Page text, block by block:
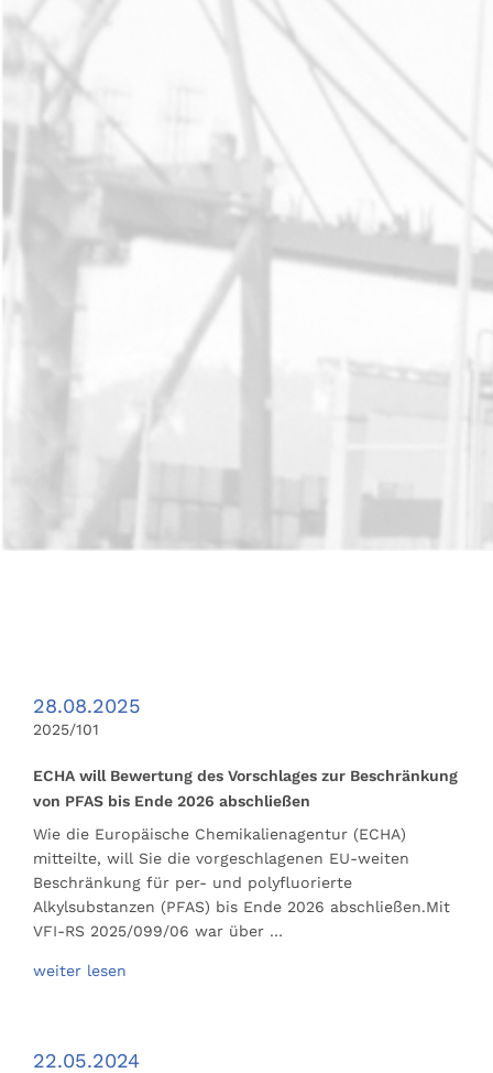
28.08.2025
2025/101
ECHA will Bewertung des Vorschlages zur Beschränkung
von PFAS bis Ende 2026 abschließen
Wie die Europäische Chemikalienagentur (ECHA)
mitteilte, will Sie die vorgeschlagenen EU-weiten
Beschränkung für per- und polyfluorierte
Alkylsubstanzen (PFAS) bis Ende 2026 abschließen.Mit
VFI-RS 2025/099/06 war über …
weiter lesen
22.05.2024